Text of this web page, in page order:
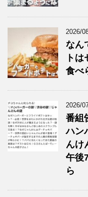
2026/
なん
ト
食べ
2026/
番組
ハン
んけ
午後
ら